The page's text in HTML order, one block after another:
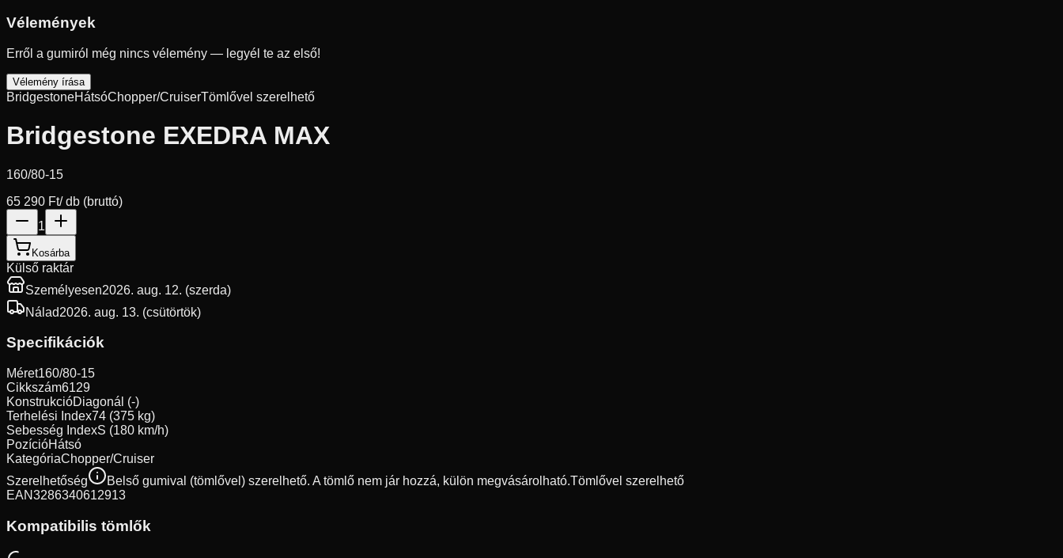
Vélemények
Erről a gumiról még nincs vélemény — legyél te az első!
Vélemény írása
BridgestoneHátsóChopper/CruiserTömlővel szerelhető
Bridgestone EXEDRA MAX
160/80-15
65 290 Ft/ db (bruttó)
1
Kosárba
Külső raktár
Személyesen2026. aug. 12. (szerda)
Nálad2026. aug. 13. (csütörtök)
Specifikációk
Méret160/80-15
Cikkszám6129
KonstrukcióDiagonál (-)
Terhelési Index74 (375 kg)
Sebesség IndexS (180 km/h)
PozícióHátsó
KategóriaChopper/Cruiser
Szerelhetőség
Belső gumival (tömlővel) szerelhető. A tömlő nem jár hozzá, külön megvásárolható.Tömlővel szerelhető
EAN3286340612913
Kompatibilis tömlők